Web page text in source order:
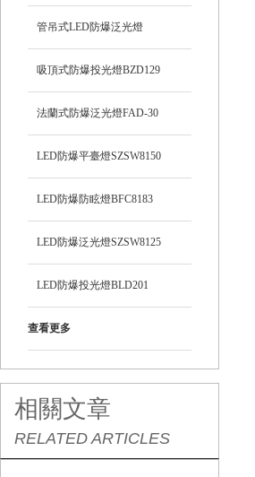
管吊式LED防爆泛光燈
吸頂式防爆投光燈BZD129
法蘭式防爆泛光燈FAD-30
LED防爆平臺燈SZSW8150
LED防爆防眩燈BFC8183
LED防爆泛光燈SZSW8125
LED防爆投光燈BLD201
查看更多
相關文章
RELATED ARTICLES